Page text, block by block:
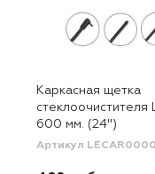
Каркасная щетка
стеклоочистителя
600 мм. (24")
Артикул